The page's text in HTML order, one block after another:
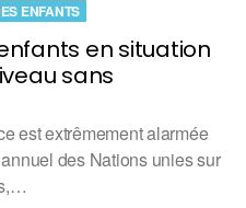
en situation
sans
ENFANTS
est extrêmement alarmée
des Nations unies sur